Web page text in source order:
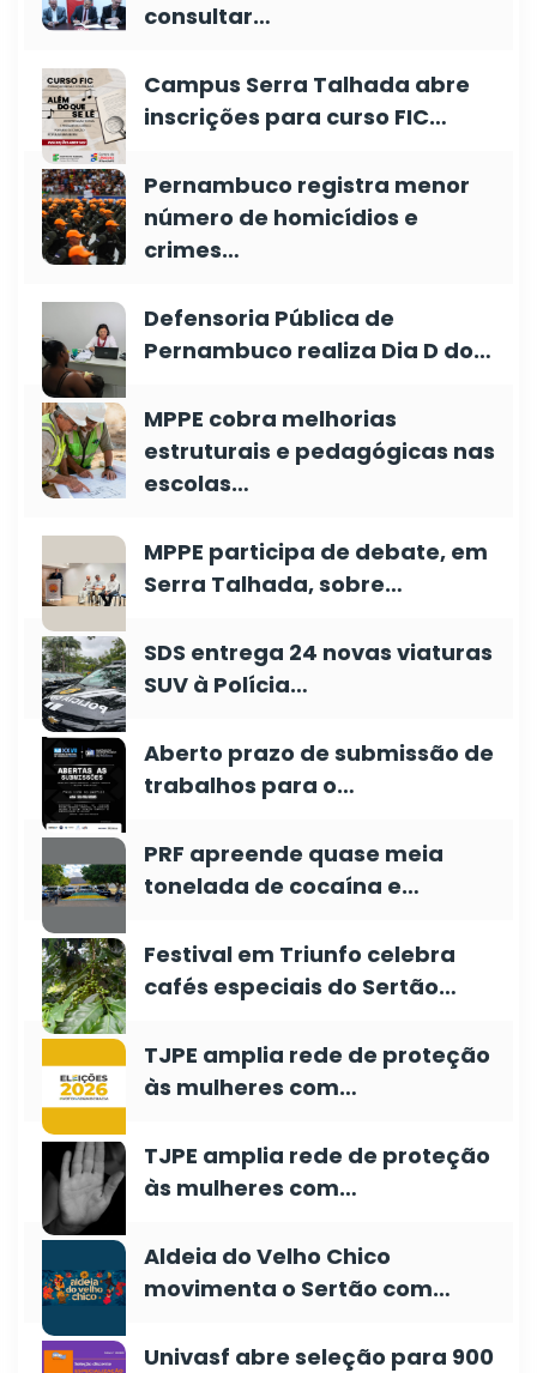
consultar…
Campus Serra Talhada abre
inscrições para curso FIC…
Pernambuco registra menor
número de homicídios e
crimes…
Defensoria Pública de
Pernambuco realiza Dia D do…
MPPE cobra melhorias
estruturais e pedagógicas nas
escolas…
MPPE participa de debate, em
Serra Talhada, sobre…
SDS entrega 24 novas viaturas
SUV à Polícia…
Aberto prazo de submissão de
trabalhos para o…
PRF apreende quase meia
tonelada de cocaína e…
Festival em Triunfo celebra
cafés especiais do Sertão…
TJPE amplia rede de proteção
às mulheres com…
TJPE amplia rede de proteção
às mulheres com…
Aldeia do Velho Chico
movimenta o Sertão com…
Univasf abre seleção para 900